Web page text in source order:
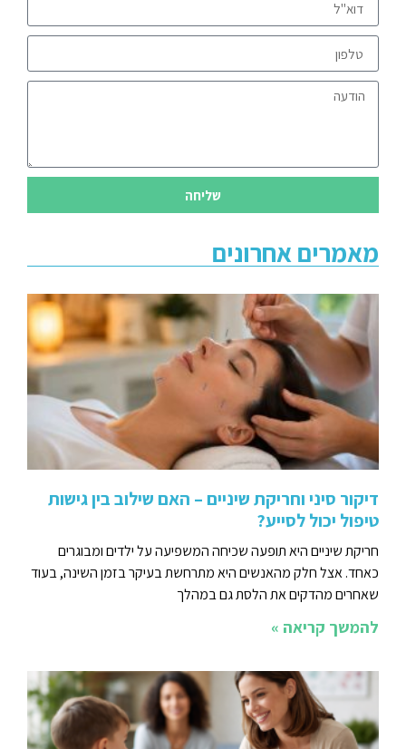
שליחה
מאמרים אחרונים
דיקור סיני וחריקת שיניים – האם שילוב בין גישות
טיפול יכול לסייע?
חריקת שיניים היא תופעה שכיחה המשפיעה על ילדים ומבוגרים
כאחד. אצל חלק מהאנשים היא מתרחשת בעיקר בזמן השינה, בעוד
שאחרים מהדקים את הלסת גם במהלך
להמשך קריאה »